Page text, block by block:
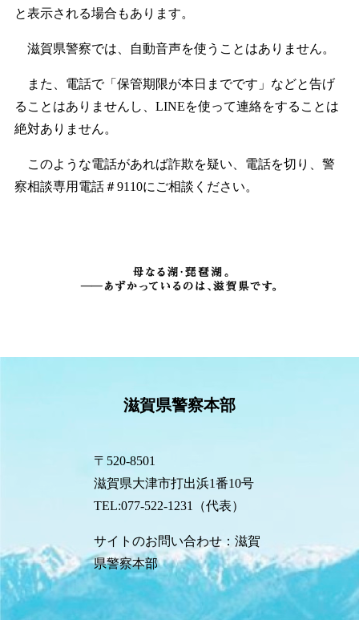
と表示される場合もあります。
滋賀県警察では、自動音声を使うことはありません。
また、電話で「保管期限が本日までです」などと告げ
ることはありませんし、LINEを使って連絡をすることは
絶対ありません。
このような電話があれば詐欺を疑い、電話を切り、警
察相談専用電話＃9110にご相談ください。
滋賀県警察本部
〒520-8501
滋賀県大津市打出浜1番10号
TEL:077-522-1231（代表）
サイトのお問い合わせ：滋賀
県警察本部